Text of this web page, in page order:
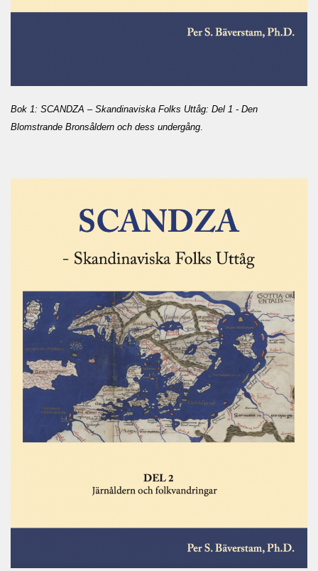
Bok 1: SCANDZA – Skandinaviska Folks Uttåg: Del 1 - Den
Blomstrande Bronsåldern och dess undergång.